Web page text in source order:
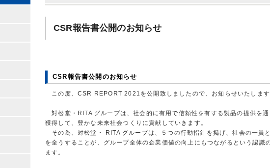
CSR報告書公開のお知らせ
CSR報告書公開のお知らせ
この度、CSR REPORT 2021を公開致しましたので、お知らせいたします
対松堂・RITA グループは、社会的に有用で信頼性を有する製品の提供を
獲得して、豊かな未来社会つくりに貢献していきます。
その為、対松堂・ RITA グループは、５つの行動指針を掲げ、社会の一員
を全うすることが、グループ全体の企業価値の向上にもつながるという認識
ます。